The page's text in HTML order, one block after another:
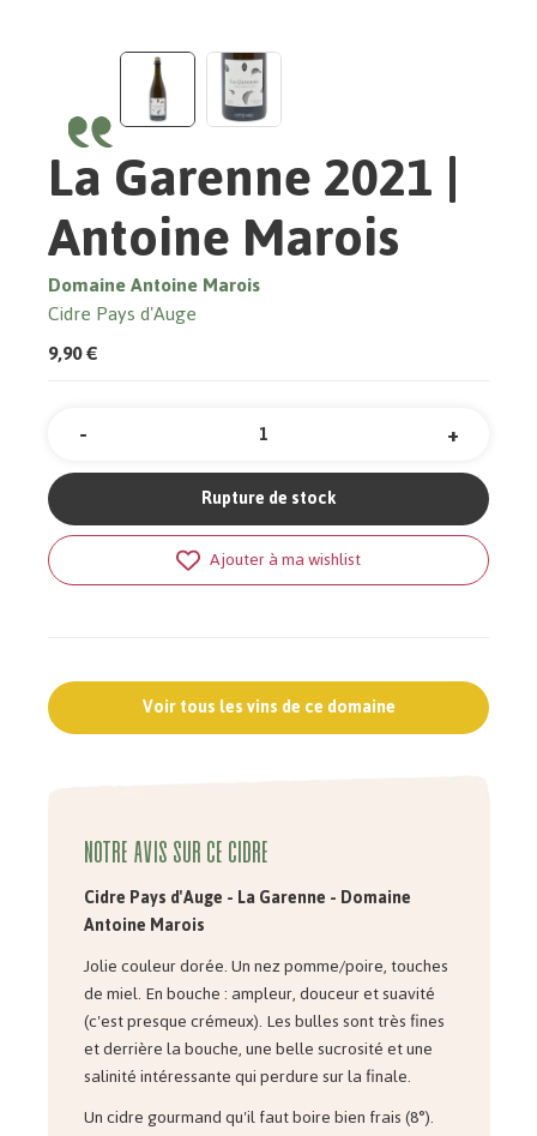
La Garenne 2021 |
Antoine Marois
Domaine Antoine Marois
Cidre Pays d'Auge
9,90 €
Quantité +
-
Rupture de stock
Ajouter à ma wishlist
Voir tous les vins de ce domaine
Notre avis sur ce cidre
Cidre Pays d'Auge - La Garenne - Domaine
Antoine Marois
Jolie couleur dorée. Un nez pomme/poire, touches
de miel. En bouche : ampleur, douceur et suavité
(c'est presque crémeux). Les bulles sont très fines
et derrière la bouche, une belle sucrosité et une
salinité intéressante qui perdure sur la finale.
Un cidre gourmand qu'il faut boire bien frais (8°).